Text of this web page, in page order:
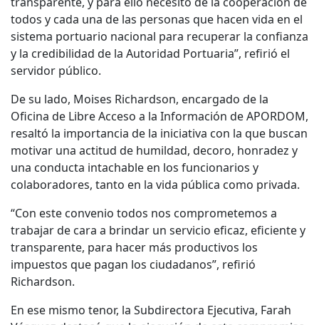
todos y cada una de las personas que hacen vida en el
sistema portuario nacional para recuperar la confianza
y la credibilidad de la Autoridad Portuaria”, refirió el
servidor público.
De su lado, Moises Richardson, encargado de la
Oficina de Libre Acceso a la Información de APORDOM,
resaltó la importancia de la iniciativa con la que buscan
motivar una actitud de humildad, decoro, honradez y
una conducta intachable en los funcionarios y
colaboradores, tanto en la vida pública como privada.
“Con este convenio todos nos comprometemos a
trabajar de cara a brindar un servicio eficaz, eficiente y
transparente, para hacer más productivos los
impuestos que pagan los ciudadanos”, refirió
Richardson.
En ese mismo tenor, la Subdirectora Ejecutiva, Farah